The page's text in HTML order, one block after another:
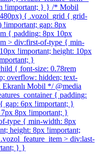
!important; } } /* Mobil
{ .vozol_grid { grid-
!important; gap: 8px
{ padding: 8px 10px
> div:first-of-type { min-
!important; height: 10px
}
{ font-size: 0.78rem
overflow: hidden; text-
Mobil */ @media
{ padding:
gap: 6px !important; }
8px !important; }
type { min-width: 8px
height: 8px !important;
> div:last-
} }